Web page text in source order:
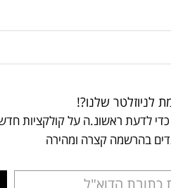
לניוזלטר שלנו?!
לדעת ראשונ.ה על קולקציות
בהרשמה קצרה ומהירה